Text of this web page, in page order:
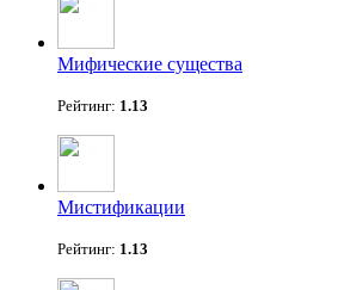
Мифические существа
Рейтинг: 1.13
Мистификации
Рейтинг: 1.13